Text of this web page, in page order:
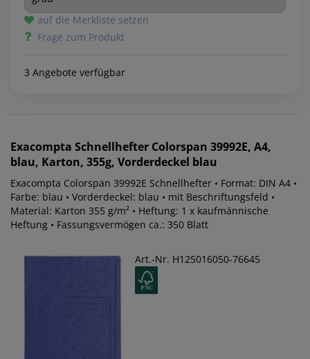
auf die Merkliste setzen
Frage zum Produkt
3 Angebote verfügbar
Exacompta Schnellhefter Colorspan 39992E, A4,
blau, Karton, 355g, Vorderdeckel blau
Exacompta Colorspan 39992E Schnellhefter • Format: DIN A4 •
Farbe: blau • Vorderdeckel: blau • mit Beschriftungsfeld •
Material: Karton 355 g/m² • Heftung: 1 x kaufmännische
Heftung • Fassungsvermögen ca.: 350 Blatt
Art.-Nr. H125016050-76645